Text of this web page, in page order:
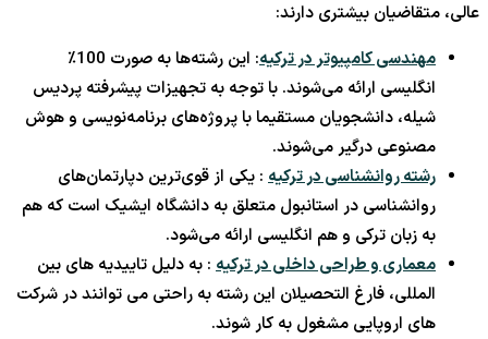
عالی، متقاضیان بیشتری دارند:
مهندسی کامپیوتر در ترکیه
: این رشته‌ها به صورت 100٪
انگلیسی ارائه می‌شوند. با توجه به تجهیزات پیشرفته پردیس
شیله، دانشجویان مستقیما با پروژه‌های برنامه‌نویسی و هوش
مصنوعی درگیر می‌شوند.
رشته روانشناسی در ترکیه : یکی از قوی‌ترین دپارتمان‌های
روانشناسی در استانبول متعلق به دانشگاه ایشیک است که هم
به زبان ترکی و هم انگلیسی ارائه می‌شود.
معماری و طراحی داخلی در ترکیه : به دلیل تاییدیه های بین
المللی، فارغ التحصیلان این رشته به راحتی می توانند در شرکت
های اروپایی مشغول به کار شوند.